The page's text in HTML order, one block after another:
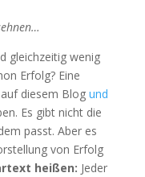
gleichzeitig wenig
Erfolg? Eine
diesem Blog und
Es gibt nicht die
passt. Aber es
von Erfolg
heißen: Jeder